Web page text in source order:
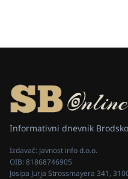
Informativni dnevnik
Izdavač: Javnost info d.o.o.
OIB:81868746905
Josipa Jurja Strossmayera 341,